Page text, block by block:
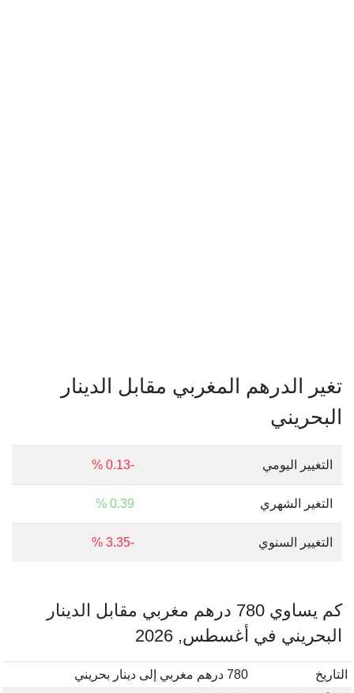
تغير الدرهم المغربي مقابل الدينار
البحريني
التغيير اليومي -0.13 %
التغير الشهري 0.39 %
التغيير السنوي -3.35 %
كم يساوي 780 درهم مغربي مقابل الدينار
البحريني في أغسطس, 2026
التاريخ
780 درهم مغربي إلى دينار بحريني